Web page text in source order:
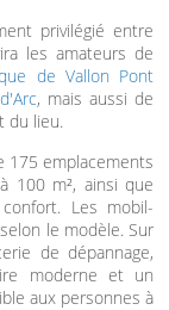
privilégié entre
les amateurs de
de Vallon Pont
, mais aussi de
du lieu.
175 emplacements
100 m², ainsi que
Les mobil-
le modèle. Sur
de dépannage,
moderne et un
aux personnes à